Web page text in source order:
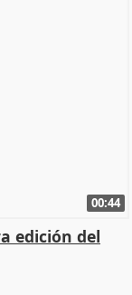
00:44
edición del